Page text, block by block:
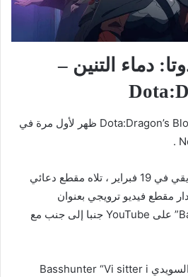
دماء التنين –
انمي دوتا: دماء التنين – Dota:Dragon’s Blood ظهر لأول مرة في
تم إصدار مقطع دعائي تشويقي في 19 فبراير ، تلاه مقطع دعائي
إصدار مقطع فيديو ترويجي بعنوان
“Basshunter Dota Revival” على YouTube جنبا إلى جنب مع
في ذلك ، يغني الموسيقي السويدي Basshunter “Vi sitter i